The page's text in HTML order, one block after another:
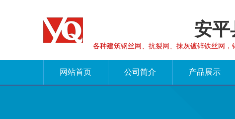
安平
各种建筑钢丝网、抗裂网、抹灰镀锌铁丝网
网站首页 公司简介 产品展示